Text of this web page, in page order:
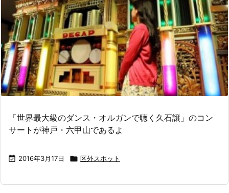
「世界最大級のダンス・オルガンで聴く久石譲」のコン
サートが神戸・六甲山であるよ
 2016年3月17日  区外スポット